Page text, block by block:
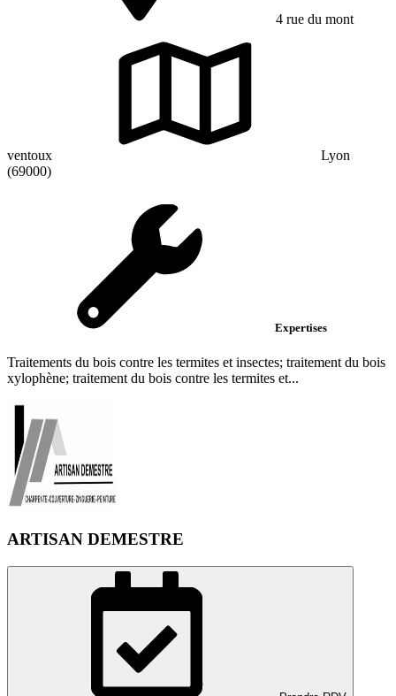
4 rue du mont
ventoux
Lyon
(69000)
Expertises
Traitements du bois contre les termites et insectes; traitement du bois
xylophène; traitement du bois contre les termites et...
ARTISAN DEMESTRE